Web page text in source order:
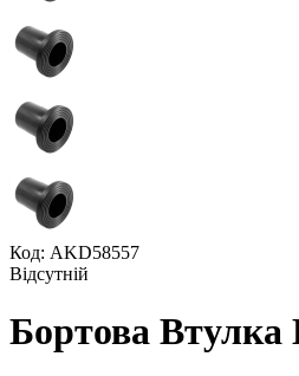
Код: AKD58557
Відсутній
Бортова Втулка